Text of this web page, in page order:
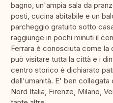
bagno, un'ampia sala da
posti, cucina abitabile e un
parcheggio gratuito sotto
raggiunge in pochi minuti il
Ferrara è conosciuta come
può visitare tutta la città e i
centro storico è dichiarato
dell'umanità. E' ben collegata
Nord Italia, Firenze, Milano,